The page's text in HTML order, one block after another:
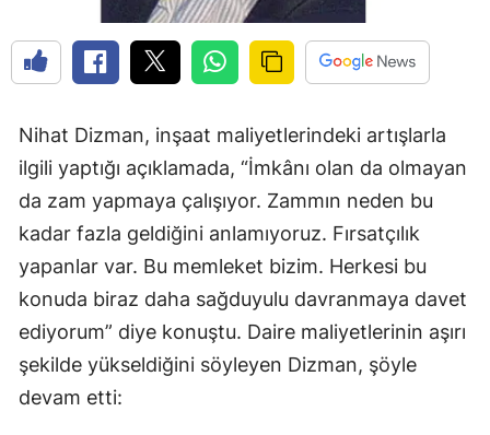
Nihat Dizman, inşaat maliyetlerindeki artışlarla
ilgili yaptığı açıklamada, “İmkânı olan da olmayan
da zam yapmaya çalışıyor. Zammın neden bu
kadar fazla geldiğini anlamıyoruz. Fırsatçılık
yapanlar var. Bu memleket bizim. Herkesi bu
konuda biraz daha sağduyulu davranmaya davet
ediyorum” diye konuştu. Daire maliyetlerinin aşırı
şekilde yükseldiğini söyleyen Dizman, şöyle
devam etti: